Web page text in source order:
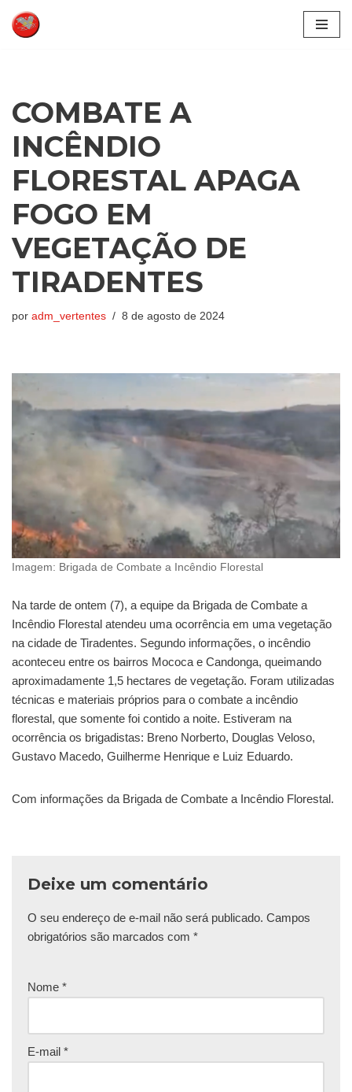
Pular
COMBATE A
INCÊNDIO
FLORESTAL APAGA
FOGO EM
VEGETAÇÃO DE
TIRADENTES
por adm_vertentes 8 de agosto de 2024
Imagem: Brigada de Combate a Incêndio Florestal
Na tarde de ontem (7), a equipe da Brigada de Combate a
Incêndio Florestal atendeu uma ocorrência em uma vegetação
na cidade de Tiradentes. Segundo informações, o incêndio
aconteceu entre os bairros Mococa e Candonga, queimando
aproximadamente 1,5 hectares de vegetação. Foram utilizadas
técnicas e materiais próprios para o combate a incêndio
florestal, que somente foi contido a noite. Estiveram na
ocorrência os brigadistas: Breno Norberto, Douglas Veloso,
Gustavo Macedo, Guilherme Henrique e Luiz Eduardo.
Com informações da Brigada de Combate a Incêndio Florestal.
Deixe um comentário
O seu endereço de e-mail não será publicado. Campos
obrigatórios são marcados com *
Nome *
E-mail *